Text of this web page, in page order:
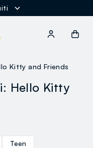
Kitty and Friends
Hello Kitty
Teen